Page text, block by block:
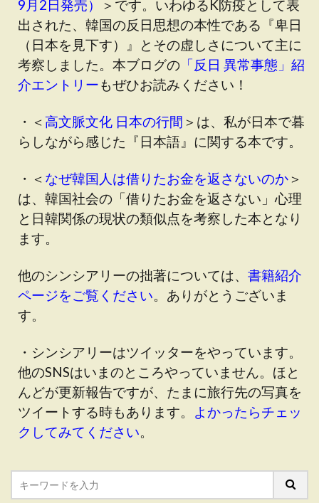
9月2日発売）
＞です。いわゆるK防疫として表
出された、韓国の反日思想の本性である『卑日
（日本を見下す）』とその虚しさについて主に
考察しました。本ブログの 「反日 異常事態」紹
介エントリーもぜひお読みください！
・＜高文脈文化 日本の行間 ＞は、私が日本で暮
らしながら感じた『日本語』に関する本です。
・＜ なぜ韓国人は借りたお金を返さないのか＞
は、韓国社会の「借りたお金を返さない」心理
と日韓関係の現状の類似点を考察した本となり
ます。
他のシンシアリーの拙著については、 書籍紹介
ページをご覧ください。ありがとうございま
す。
・シンシアリーはツイッターをやっています。
他のSNSはいまのところやっていません。ほと
んどが更新報告ですが、たまに旅行先の写真を
ツイートする時もあります。 よかったらチェッ
クしてみてください。